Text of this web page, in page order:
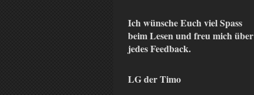
Ich wünsche Euch viel Spass
beim Lesen und freu mich über
jedes Feedback.
LG der Timo